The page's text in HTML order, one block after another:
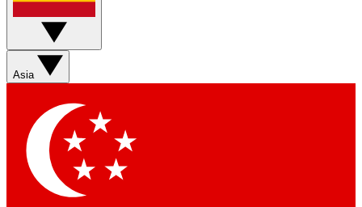
Asia